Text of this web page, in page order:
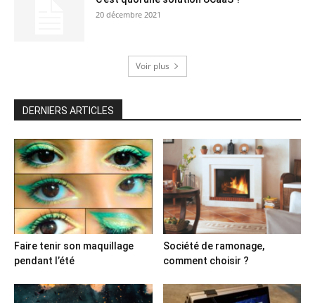
20 décembre 2021
Voir plus
DERNIERS ARTICLES
Faire tenir son maquillage
pendant l’été
Société de ramonage,
comment choisir ?